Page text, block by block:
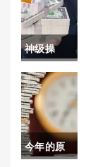
神级操
作！纳指
期货指数
如何开户
（不断学
今年的原